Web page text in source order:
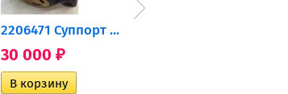
2206471 Суппорт тормозной...
30 000 ₽